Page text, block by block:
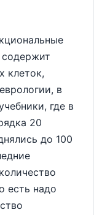
клеток,
в
где в
20
до 100
есть надо